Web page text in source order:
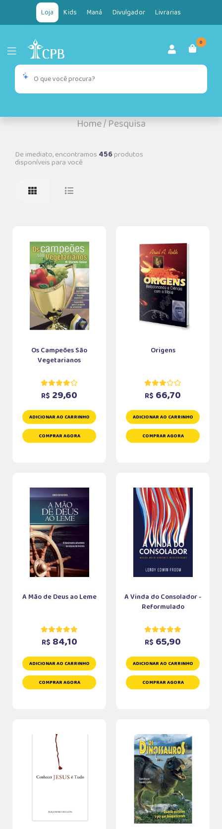
Loja Kids Maná Divulgador Livrarias
0
Home/Pesquisa
De imediato, encontramos 456produtos
disponíveis para você
Os Campeões São
Vegetarianos
R$ 29,60
ADICIONAR AO CARRINHO
COMPRAR AGORA
Origens
R$ 66,70
ADICIONAR AO CARRINHO
COMPRAR AGORA
A Mão de Deus ao Leme
R$ 84,10
ADICIONAR AO CARRINHO
COMPRAR AGORA
A Vinda do Consolador -
Reformulado
R$ 65,90
ADICIONAR AO CARRINHO
COMPRAR AGORA